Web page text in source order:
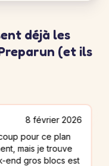
déjà les
(et ils
2026
plan
trouve
blocs est
patrick
tuyaux